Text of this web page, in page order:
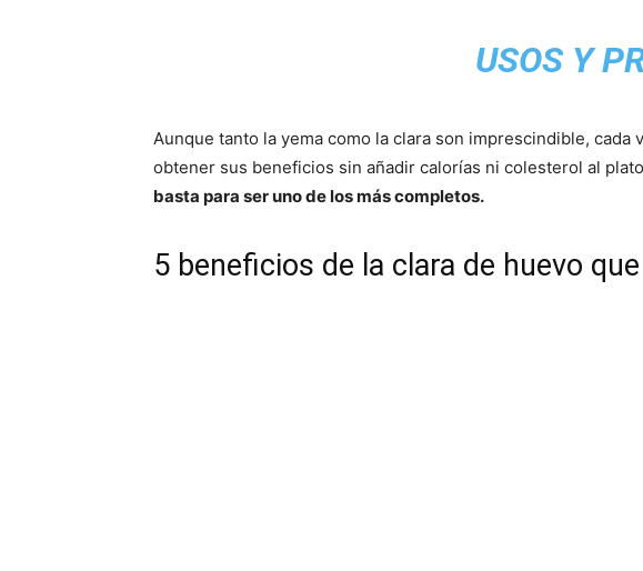
USOS Y
Aunque tanto la yema como la clara son imprescindible,
obtener sus beneficios sin añadir calorías ni colesterol al
basta para ser uno de los más completos.
5 beneficios de la clara de huevo